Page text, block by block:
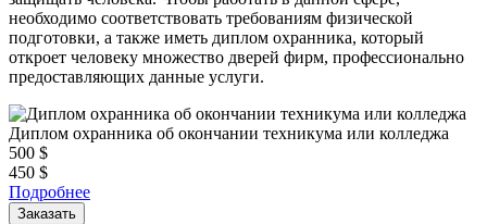
необходимо соответствовать требованиям физической
подготовки, а также иметь диплом охранника, который
откроет человеку множество дверей фирм, профессионально
предоставляющих данные услуги.
Диплом охранника об окончании техникума или колледжа
500 $
450 $
Подробнее
Заказать